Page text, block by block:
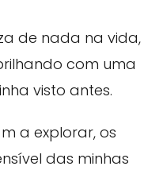
de nada na vida,
com uma
visto antes.
a explorar, os
das minhas